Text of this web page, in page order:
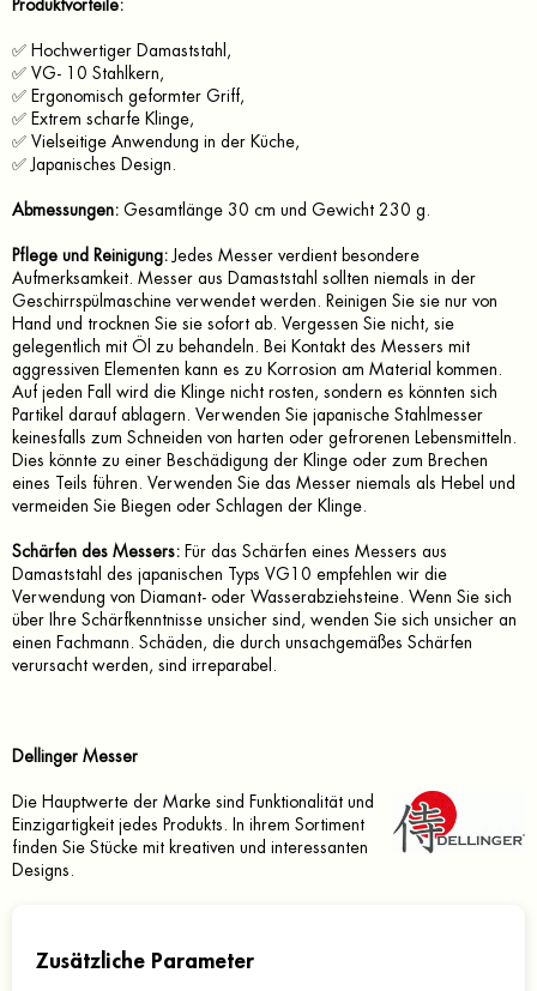
Produktvorteile:
✅ Hochwertiger Damaststahl,
✅ VG- 10 Stahlkern,
✅ Ergonomisch geformter Griff,
✅ Extrem scharfe Klinge,
✅ Vielseitige Anwendung in der Küche,
✅ Japanisches Design.
Abmessungen: Gesamtlänge 30 cm und Gewicht 230 g.
Pflege und Reinigung: Jedes Messer verdient besondere
Aufmerksamkeit. Messer aus Damaststahl sollten niemals in der
Geschirrspülmaschine verwendet werden. Reinigen Sie sie nur von
Hand und trocknen Sie sie sofort ab. Vergessen Sie nicht, sie
gelegentlich mit Öl zu behandeln. Bei Kontakt des Messers mit
aggressiven Elementen kann es zu Korrosion am Material kommen.
Auf jeden Fall wird die Klinge nicht rosten, sondern es könnten sich
Partikel darauf ablagern. Verwenden Sie japanische Stahlmesser
keinesfalls zum Schneiden von harten oder gefrorenen Lebensmitteln.
Dies könnte zu einer Beschädigung der Klinge oder zum Brechen
eines Teils führen. Verwenden Sie das Messer niemals als Hebel und
vermeiden Sie Biegen oder Schlagen der Klinge.
Schärfen des Messers: Für das Schärfen eines Messers aus
Damaststahl des japanischen Typs VG10 empfehlen wir die
Verwendung von Diamant- oder Wasserabziehsteine. Wenn Sie sich
über Ihre Schärfkenntnisse unsicher sind, wenden Sie sich unsicher an
einen Fachmann. Schäden, die durch unsachgemäßes Schärfen
verursacht werden, sind irreparabel.
Dellinger Messer
Die Hauptwerte der Marke sind Funktionalität und
Einzigartigkeit jedes Produkts. In ihrem Sortiment
finden Sie Stücke mit kreativen und interessanten
Designs.
Zusätzliche Parameter